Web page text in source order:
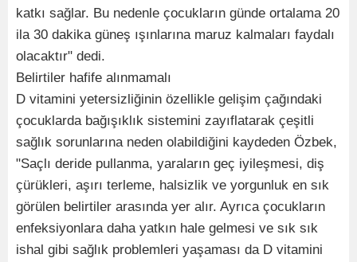
katkı sağlar. Bu nedenle çocukların günde ortalama 20
ila 30 dakika güneş ışınlarına maruz kalmaları faydalı
olacaktır" dedi.
Belirtiler hafife alınmamalı
D vitamini yetersizliğinin özellikle gelişim çağındaki
çocuklarda bağışıklık sistemini zayıflatarak çeşitli
sağlık sorunlarına neden olabildiğini kaydeden Özbek,
"Saçlı deride pullanma, yaraların geç iyileşmesi, diş
çürükleri, aşırı terleme, halsizlik ve yorgunluk en sık
görülen belirtiler arasında yer alır. Ayrıca çocukların
enfeksiyonlara daha yatkın hale gelmesi ve sık sık
ishal gibi sağlık problemleri yaşaması da D vitamini